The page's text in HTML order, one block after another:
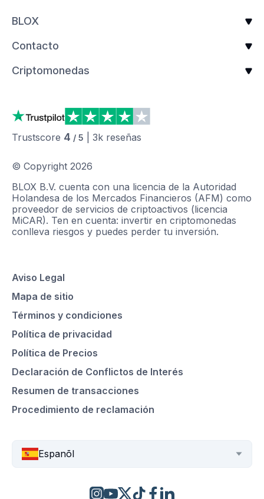
BLOX
Contacto
Criptomonedas
Trustscore 4 / 5 3k reseñas
© Copyright 2026
BLOX B.V. cuenta con una licencia de la Autoridad
Holandesa de los Mercados Financieros (AFM) como
proveedor de servicios de criptoactivos (licencia
MiCAR). Ten en cuenta: invertir en criptomonedas
conlleva riesgos y puedes perder tu inversión.
Aviso Legal
Mapa de sitio
Términos y condiciones
Política de privacidad
Política de Precios
Declaración de Conflictos de Interés
Resumen de transacciones
Procedimiento de reclamación
Espanõl